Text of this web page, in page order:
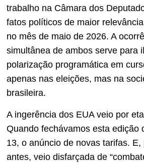
trabalho na Câmara dos
fatos políticos de maior
no mês de maio de 2026. A
simultânea de ambos serve para
polarização programática em
apenas nas eleições, mas na
brasileira.
A ingerência dos EUA veio por
Quando fechávamos esta edição
13, o anúncio de novas tarifas. E,
antes, veio disfarçada de